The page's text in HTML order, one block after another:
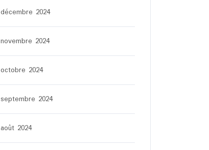
décembre 2024
novembre 2024
octobre 2024
septembre 2024
août 2024